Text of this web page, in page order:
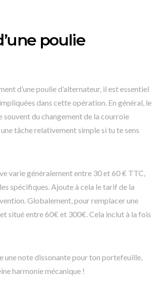
poulie
d’une poulie d’alternateur, il est essentiel
dans cette opération. En général, le
souvent du changement de la courroie
tâche relativement simple si tu te sens
varie généralement entre 30 et 60 € TTC,
spécifiques. Ajoute à cela le tarif de la
Globalement, pour remplacer une
situé entre 60€ et 300€. Cela inclut à la fois
une note dissonante pour ton portefeuille,
harmonie mécanique !